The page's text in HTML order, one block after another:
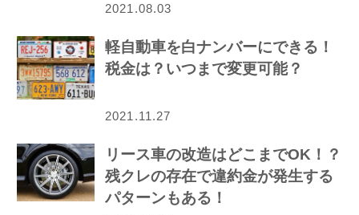
2021.08.03
軽自動車を白ナンバーにできる！
税金は？いつまで変更可能？
2021.11.27
リース車の改造はどこまでOK！？
残クレの存在で違約金が発生する
パターンもある！